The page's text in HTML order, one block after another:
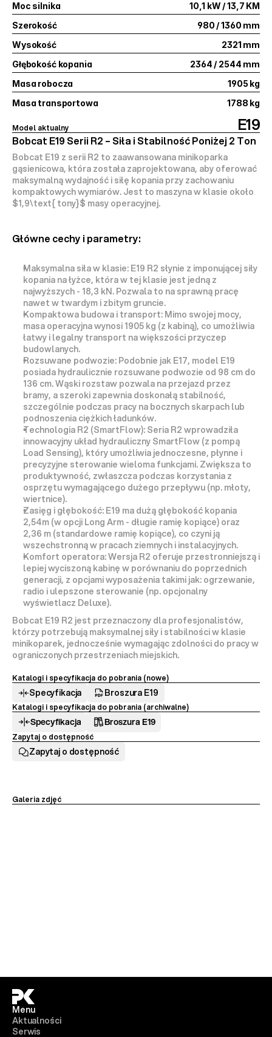
Moc silnika
10,1 kW / 13,7 KM
Szerokość
980 / 1360 mm
Wysokość
2321 mm
Głębokość kopania
2364 / 2544 mm
Masa robocza
1905 kg
Masa transportowa
1788 kg
E19
Model aktualny
Bobcat E19 Serii R2 – Siła i Stabilność Poniżej 2 Ton
Bobcat E19 z serii R2 to zaawansowana minikoparka
maksymalną wydajność i siłę kopania przy zachowaniu
$1,9\text{ tony}$ masy operacyjnej.
Główne cechy i parametry:
Maksymalna siła w klasie: E19 R2 słynie z imponującej siły
kopania na łyżce, która w tej klasie jest jedną z
najwyższych - 18,3 kN. Pozwala to na sprawną pracę
nawet w twardym i zbitym gruncie.
Kompaktowa budowa i transport: Mimo swojej mocy,
masa operacyjna wynosi 1905 kg
łatwy i legalny transport na większości przyczep
budowlanych.
Rozsuwane podwozie: Podobnie jak E17, model E19
posiada hydraulicznie rozsuwane podwozie od 98 cm
136 cm. Wąski rozstaw pozwala na przejazd przez
bramy, a szeroki zapewnia doskonałą stabilność,
szczególnie podczas pracy na bocznych skarpach lub
podnoszenia ciężkich ładunków.
Technologia R2 (SmartFlow):
innowacyjny układ hydrauliczny SmartFlow (z pompą
Load Sensing), który umożliwia jednoczesne, płynne i
precyzyjne sterowanie wieloma funkcjami. Zwiększa to
produktywność, zwłaszcza podczas korzystania z
osprzętu wymagającego dużego przepływu (np. młoty,
wiertnice).
Zasięg i głębokość: E19 ma dużą głębokość kopania
2,54m (w opcji Long Arm - długie ramię kopiące) oraz
2,36 m (standardowe ramię kopiące), co czyni ją
wszechstronną w pracach ziemnych i instalacyjnych.
Komfort operatora: Wersja R2 oferuje przestronniejszą i
lepiej wyciszoną kabinę w porównaniu do poprzednich
generacji, z opcjami wyposażenia takimi jak: ogrzewanie,
radio i ulepszone sterowanie (np. opcjonalny
wyświetlacz Deluxe).
Bobcat E19 R2 jest przeznaczony dla profesjonalistów,
którzy potrzebują maksymalnej siły i stabilności w klasie
minikoparek, jednocześnie wymagając zdolności do pracy w
ograniczonych przestrzeniach miejskich.
Katalogi i specyfikacja do pobrania (nowe)
Specyfikacja Broszura E19
Katalogi i specyfikacja do pobrania (archiwalne)
Specyfikacja Broszura E19
Zapytaj o dostępność
Zapytaj o dostępność
Galeria zdjęć
Menu
Aktualności
Serwis